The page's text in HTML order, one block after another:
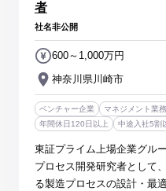
者
社名非公開
神奈川県川崎市
600～1,000万円
ベンチャー企業 マネジメント業務
年間休日120日以上
中途入社5割
東証プライム上場企業グル
プロセス開発研究者として
る製造プロセスの設計・最